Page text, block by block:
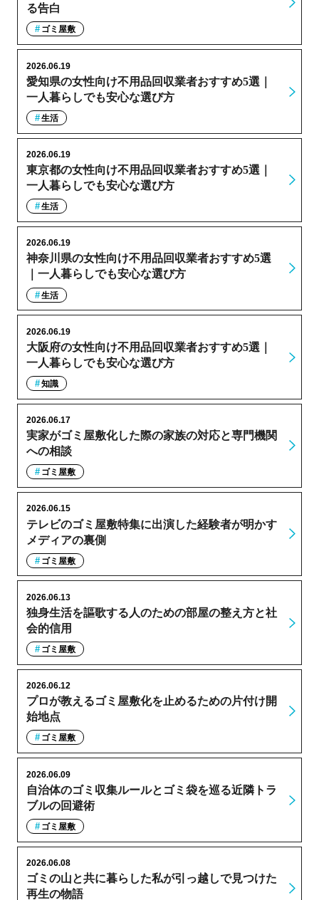
る告白
ゴミ屋敷
愛知県の女性向け不用品回収業者おすすめ5選｜
一人暮らしでも安心な選び方
2026.06.19
生活
東京都の女性向け不用品回収業者おすすめ5選｜
一人暮らしでも安心な選び方
2026.06.19
生活
神奈川県の女性向け不用品回収業者おすすめ5選
｜一人暮らしでも安心な選び方
2026.06.19
生活
大阪府の女性向け不用品回収業者おすすめ5選｜
一人暮らしでも安心な選び方
2026.06.19
知識
実家がゴミ屋敷化した際の家族の対応と専門機関
への相談
2026.06.17
ゴミ屋敷
テレビのゴミ屋敷特集に出演した経験者が明かす
メディアの裏側
2026.06.15
ゴミ屋敷
独身生活を謳歌する人のための部屋の整え方と社
会的信用
2026.06.13
ゴミ屋敷
プロが教えるゴミ屋敷化を止めるための片付け開
始地点
2026.06.12
ゴミ屋敷
自治体のゴミ収集ルールとゴミ袋を巡る近隣トラ
ブルの回避術
2026.06.09
ゴミ屋敷
ゴミの山と共に暮らした私が引っ越しで見つけた
再生の物語
2026.06.08